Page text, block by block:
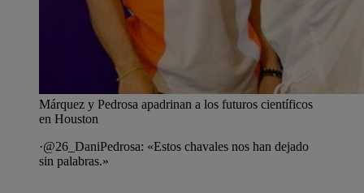
Márquez y Pedrosa apadrinan a los futuros científicos
en Houston
·@26_DaniPedrosa: «Estos chavales nos han dejado
sin palabras.»